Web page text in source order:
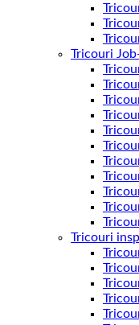
Tricouri
Tricouri